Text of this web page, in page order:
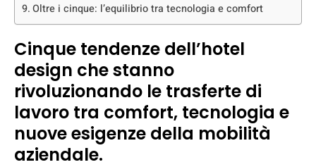
Oltre i cinque: l’equilibrio tra tecnologia e comfort
Cinque tendenze dell’hotel
design che stanno
rivoluzionando le trasferte di
lavoro tra comfort, tecnologia e
nuove esigenze della mobilità
aziendale.